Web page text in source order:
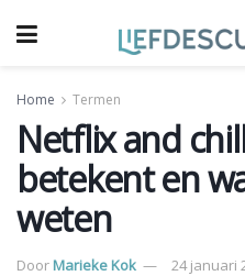
Home Termen
Netflix and
betekent en
weten
DoorMarieke Kok 24 januari